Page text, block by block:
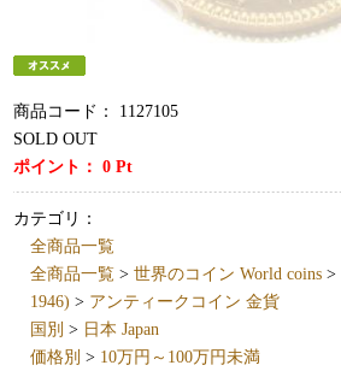
商品コード：
1127105
SOLD OUT
ポイント：0 Pt
カテゴリ：
全商品一覧
全商品一覧 >世界のコイン World coins >
1946) > アンティークコイン 金貨
国別 > 日本 Japan
価格別 > 10万円～100万円未満